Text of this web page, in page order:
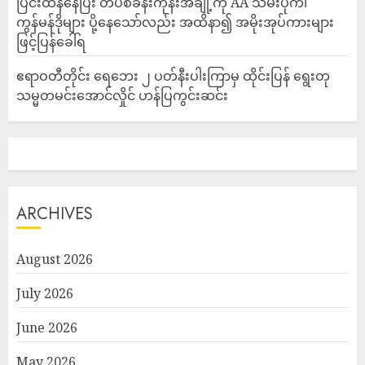
ကွန်မန်ဒိုများ ပို့နေသော်လည်း အထိနာ၍ အမိုးအုပ်ကားများ
ဖြင့်ပြန်ခေါ်ရ
ဧရာဝတီတိုင်း ရေဘေး ၂ ပတ်နီးပါးကြာမှ ထိုင်းပြန် ရွေးတု
သမ္မတမင်းအောင်လှိုင် ဟန်ပြကွင်းဆင်း
ARCHIVES
August 2026
July 2026
June 2026